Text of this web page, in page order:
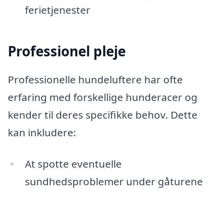
ferietjenester
Professionel pleje
Professionelle hundeluftere har ofte
erfaring med forskellige hunderacer og
kender til deres specifikke behov. Dette
kan inkludere:
At spotte eventuelle
sundhedsproblemer under gåturene